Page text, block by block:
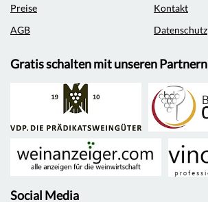
Preise
Kontakt
AGB
Datenschutz
Gratis schalten mit unseren Partnern
Social Media